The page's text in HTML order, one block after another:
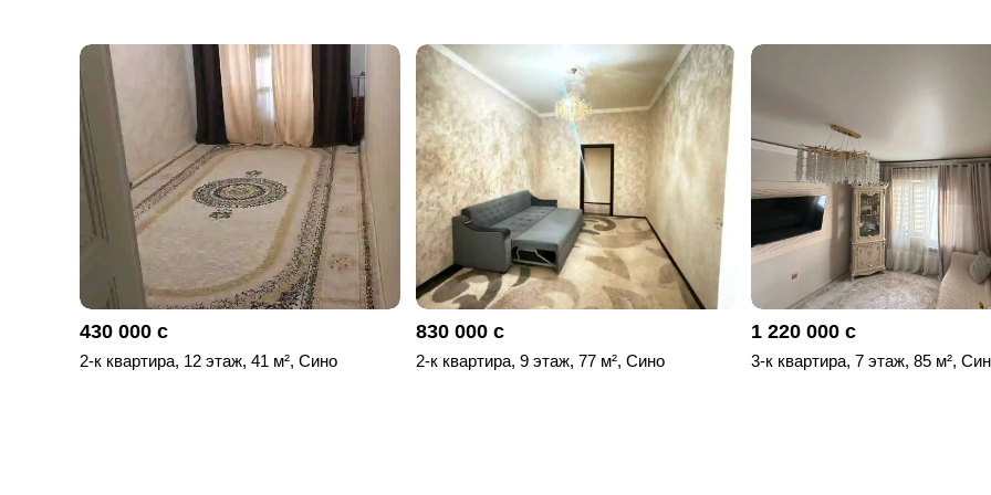
430 000 с
2-к квартира, 12 этаж, 41 м², Сино
830 000 с
2-к квартира, 9 этаж, 77 м², Сино
1 220 000 с
3-к квартира, 7 этаж, 85 м²,